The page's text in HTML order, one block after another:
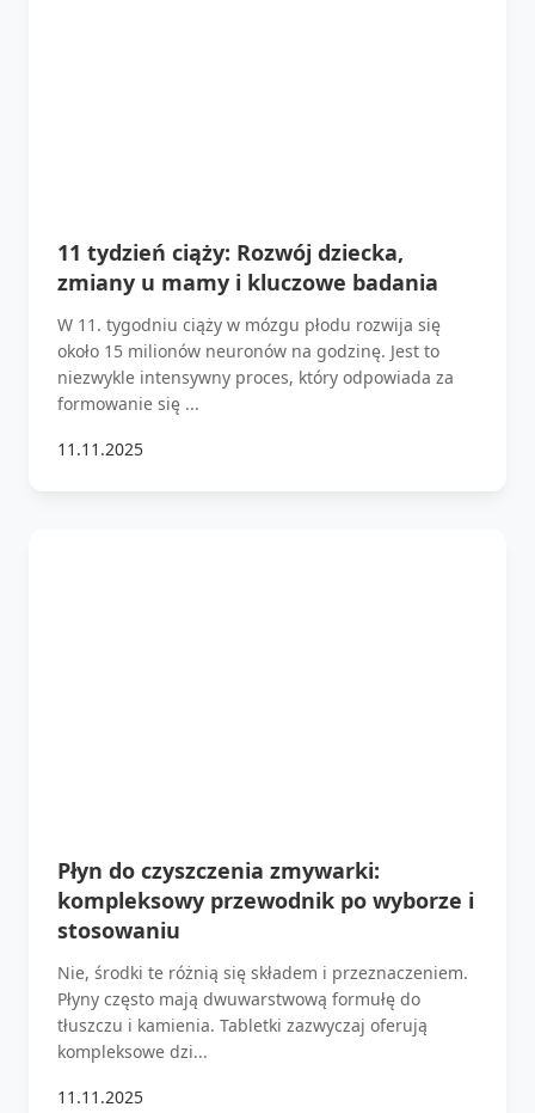
11 tydzień ciąży: Rozwój dziecka,
zmiany u mamy i kluczowe badania
W 11. tygodniu ciąży w mózgu płodu rozwija się
około 15 milionów neuronów na godzinę. Jest to
niezwykle intensywny proces, który odpowiada za
formowanie się ...
11.11.2025
Płyn do czyszczenia zmywarki:
kompleksowy przewodnik po wyborze i
stosowaniu
Nie, środki te różnią się składem i przeznaczeniem.
Płyny często mają dwuwarstwową formułę do
tłuszczu i kamienia. Tabletki zazwyczaj oferują
kompleksowe dzi...
11.11.2025